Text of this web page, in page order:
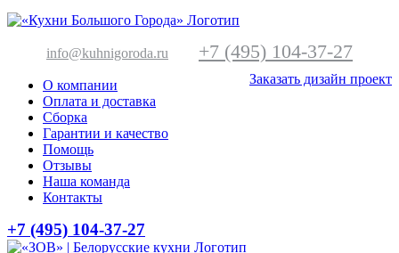
info@kuhnigoroda.ru +7 (495) 104-37-27
Заказать дизайн проект
О компании
Оплата и доставка
Сборка
Гарантии и качество
Помощь
Отзывы
Наша команда
Контакты
+7 (495) 104-37-27